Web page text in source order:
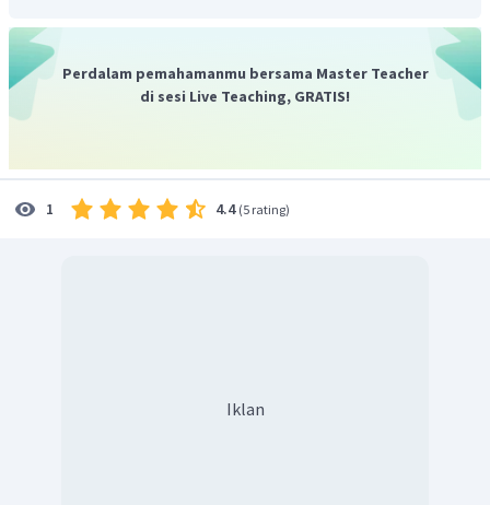
Substitusikan langkah 2 yaitu misal c = 1 ke atom
Perdalam pemahamanmu bersama Master Teacher
di sesi Live Teaching, GRATIS!
1 4.4 (5 rating)
Iklan